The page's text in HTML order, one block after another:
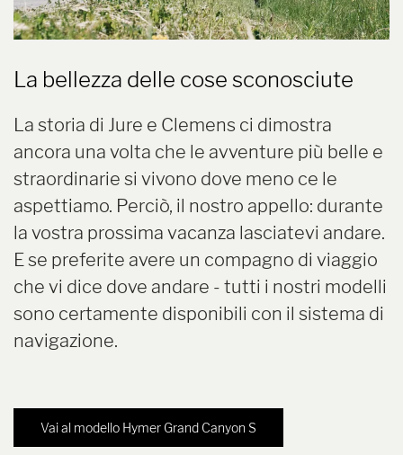
La bellezza delle cose sconosciute
La storia di Jure e Clemens ci dimostra
ancora una volta che le avventure più belle e
straordinarie si vivono dove meno ce le
aspettiamo. Perciò, il nostro appello: durante
la vostra prossima vacanza lasciatevi andare.
E se preferite avere un compagno di viaggio
che vi dice dove andare - tutti i nostri modelli
sono certamente disponibili con il sistema di
navigazione.
Vai al modello Hymer Grand Canyon S